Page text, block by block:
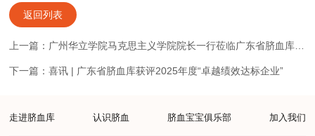
返回列表
上一篇：广州华立学院马克思主义学院院长一行莅临广东省脐血库参观
下一篇：喜讯 | 广东省脐血库获评2025年度“卓越绩效达标企业”
走进脐血库 认识脐血 脐血宝宝俱乐部 加入我们